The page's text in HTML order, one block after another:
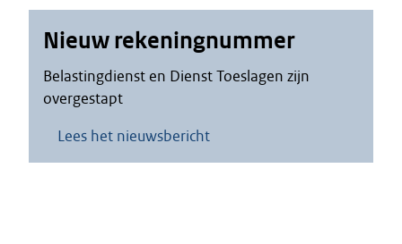
Nieuw rekeningnummer
Belastingdienst en Dienst Toeslagen zijn
overgestapt
Lees het nieuwsbericht